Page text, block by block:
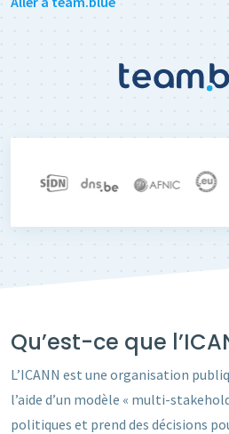
Qu’est-ce que
L’ICANN est une organisation
l’aide d’un modèle « multi-
politiques et prend des décisions